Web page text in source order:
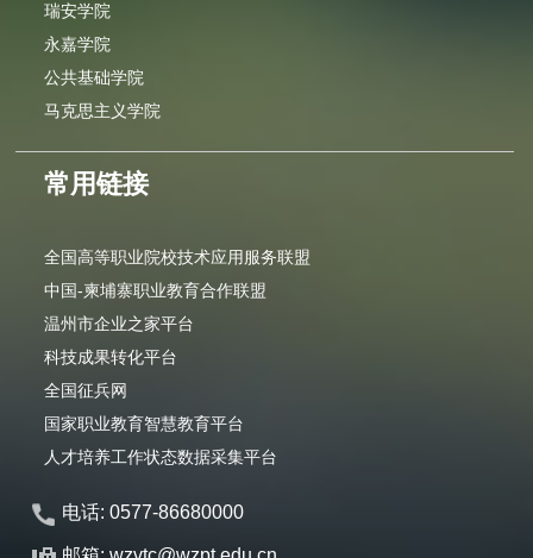
瑞安学院
永嘉学院
公共基础学院
马克思主义学院
常用链接
全国高等职业院校技术应用服务联盟
中国-柬埔寨职业教育合作联盟
温州市企业之家平台
科技成果转化平台
全国征兵网
国家职业教育智慧教育平台
人才培养工作状态数据采集平台
电话: 0577-86680000